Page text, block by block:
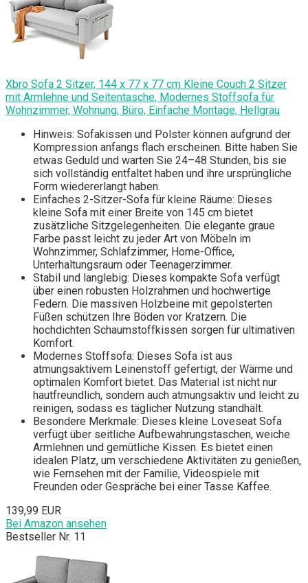
Xbro Sofa 2 Sitzer, 144 x 77 x 77 cm Kleine Couch 2 Sitzer
mit Armlehne und Seitentasche, Modernes Stoffsofa für
Wohnzimmer, Wohnung, Büro, Einfache Montage, Hellgrau
Hinweis: Sofakissen und Polster können aufgrund der
Kompression anfangs flach erscheinen. Bitte haben Sie
etwas Geduld und warten Sie 24–48 Stunden, bis sie
sich vollständig entfaltet haben und ihre ursprüngliche
Form wiedererlangt haben.
Einfaches 2-Sitzer-Sofa für kleine Räume: Dieses
kleine Sofa mit einer Breite von 145 cm bietet
zusätzliche Sitzgelegenheiten. Die elegante graue
Farbe passt leicht zu jeder Art von Möbeln im
Wohnzimmer, Schlafzimmer, Home-Office,
Unterhaltungsraum oder Teenagerzimmer.
Stabil und langlebig: Dieses kompakte Sofa verfügt
über einen robusten Holzrahmen und hochwertige
Federn. Die massiven Holzbeine mit gepolsterten
Füßen schützen Ihre Böden vor Kratzern. Die
hochdichten Schaumstoffkissen sorgen für ultimativen
Komfort.
Modernes Stoffsofa: Dieses Sofa ist aus
atmungsaktivem Leinenstoff gefertigt, der Wärme und
optimalen Komfort bietet. Das Material ist nicht nur
hautfreundlich, sondern auch atmungsaktiv und leicht zu
reinigen, sodass es täglicher Nutzung standhält.
Besondere Merkmale: Dieses kleine Loveseat Sofa
verfügt über seitliche Aufbewahrungstaschen, weiche
Armlehnen und gemütliche Kissen. Es bietet einen
idealen Platz, um verschiedene Aktivitäten zu genießen,
wie Fernsehen mit der Familie, Videospiele mit
Freunden oder Gespräche bei einer Tasse Kaffee.
139,99 EUR
Bei Amazon ansehen
Bestseller Nr. 11